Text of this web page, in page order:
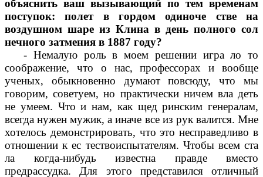
объяснить ваш вызывающий по тем временам
поступок: полет в гордом одиноче стве на
воздушном шаре из Клина в день полного сол
нечного затмения в 1887 году?
- Немалую роль в моем решении игра ло то
соображение, что о нас, профессорах и вообще
ученых, обыкновенно думают повсюду, что мы
говорим, советуем, но практически ничем вла деть
не умеем. Что и нам, как щед ринским генералам,
всегда нужен мужик, а иначе все из рук валится. Мне
хотелось демонстрировать, что это несправедливо в
отношении к ес тествоиспытателям. Чтобы всем ста
ла когда-нибудь известна правде вместо
предрассудка. Для этого представился отличный